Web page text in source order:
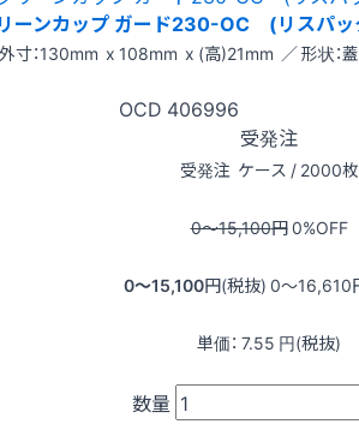
ーンカップ ガード230-OC (リスパッ
外寸：130mm x 108mm x (高)21mm ／ 形状：蓋
OCD 406996
受発注
受発注 ケース / 2000枚
0〜15,100円0%OFF
0〜15,100円(税抜) 0〜16,610
単価： 7.55 円(税抜)
数量